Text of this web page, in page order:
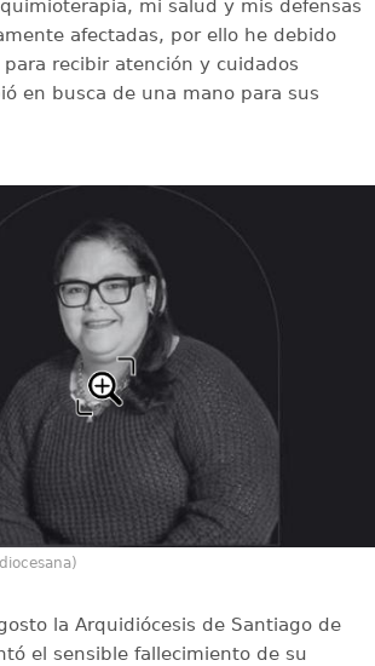
mi salud y mis defensas
afectadas, por ello he debido
recibir atención y cuidados
en busca de una mano para sus
la Arquidiócesis de Santiago de
el sensible fallecimiento de su